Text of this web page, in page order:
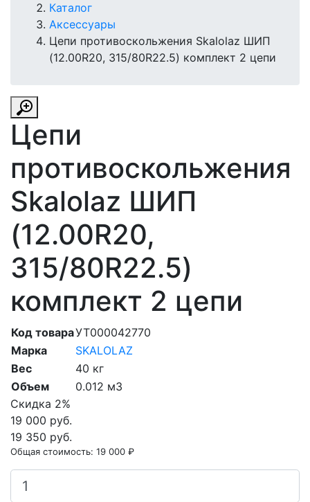
Каталог
Аксессуары
Цепи противоскольжения Skalolaz ШИП
(12.00R20, 315/80R22.5) комплект 2 цепи
Цепи
противоскольжения
Skalolaz ШИП
(12.00R20,
315/80R22.5)
комплект 2 цепи
Код товараУТ000042770
Марка
SKALOLAZ
Вес
40 кг
Объем
0.012 м3
Скидка 2%
19 000 руб.
19 350 руб.
Общая стоимость: 19 000 ₽